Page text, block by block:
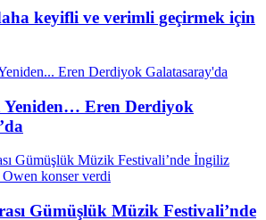
keyifli ve verimli geçirmek için
Yeniden… Eren Derdiyok
Gümüşlük Müzik Festivali’nde